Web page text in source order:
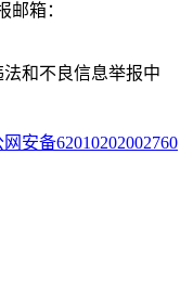
邮箱：
和不良信息举报中
安备62010202002760